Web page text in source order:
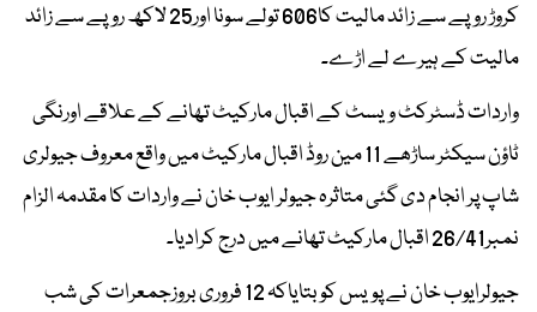
کروڑ روپے سے زائد مالیت کا606 تولے سونا اور25 لاکھ روپے سے زائد
مالیت کے ہیرے لے اڑے۔
واردات ڈسٹرکٹ ویسٹ کے اقبال مارکیٹ تھانے کے علاقے اورنگی
ٹاؤن سیکٹر ساڑھے 11 مین روڈ اقبال مارکیٹ میں واقع معروف جیولری
شاپ پر انجام دی گئی متاثرہ جیولر ایوب خان نے واردات کا مقدمہ الزام
نمبر26/41 اقبال مارکیٹ تھانے میں درج کرادیا۔
جیولرایوب خان نے پویس کو بتایاکہ 12 فروری بروزجمعرات کی شب